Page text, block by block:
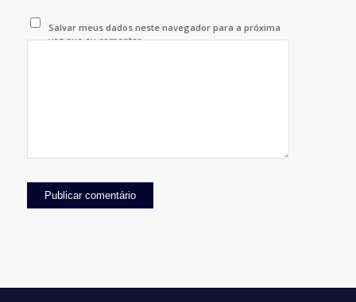
Salvar meus dados neste navegador para a próxima
vez que eu comentar.